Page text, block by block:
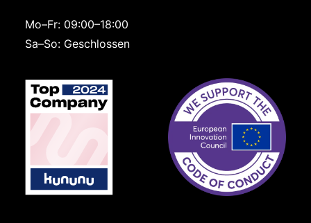
Mo–Fr: 09:00–18:00
Sa–So: Geschlossen